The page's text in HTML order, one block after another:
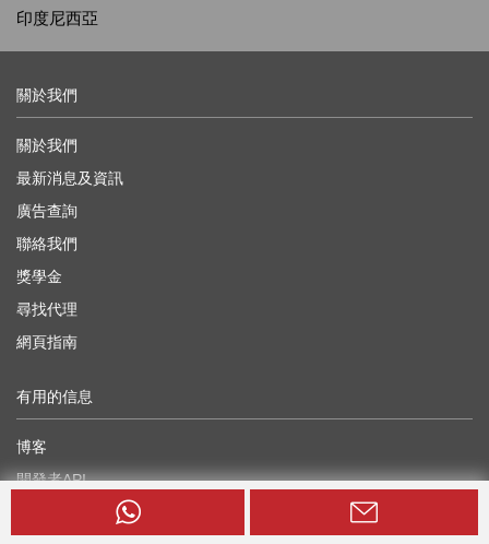
印度尼西亞
關於我們
關於我們
最新消息及資訊
廣告查詢
聯絡我們
獎學金
尋找代理
網頁指南
有用的信息
博客
開發者API